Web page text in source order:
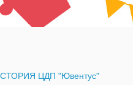
ЦДП "Ювентус"